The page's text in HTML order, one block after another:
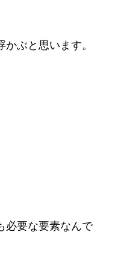
ぶと思います。
必要な要素なんで